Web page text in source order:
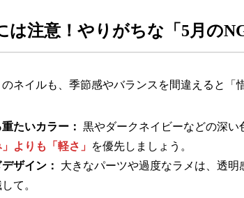
は注意！やりがちな「5月の
ネイルも、季節感やバランスを間違えると「
たいカラー： 黒やダークネイビーなどの深
よりも「軽さ」
を優先しましょう。
ザイン：
大きなパーツや過度なラメは、透
て。